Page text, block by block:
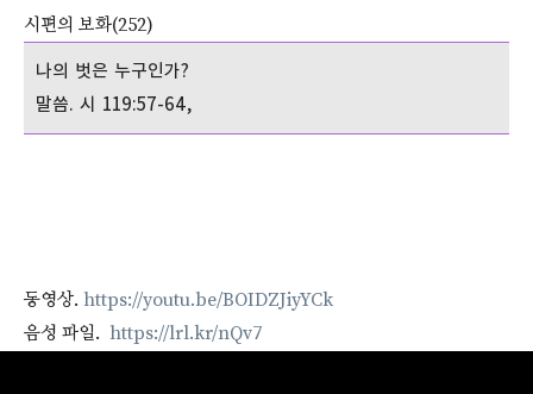
시편의 보화(252)
나의 벗은 누구인가?
말씀. 시 119:57-64,
동영상. https://youtu.be/BOIDZJiyYCk
음성 파일. https://lrl.kr/nQv7